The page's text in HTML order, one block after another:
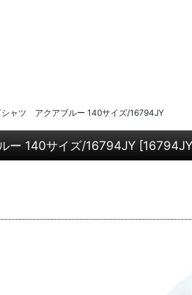
ャツ アクアブルー 140サイズ/16794JY
ー 140サイズ/16794JY [16794JY